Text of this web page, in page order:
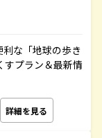
な「地球の歩き
すプラン＆最新情
詳細を見る